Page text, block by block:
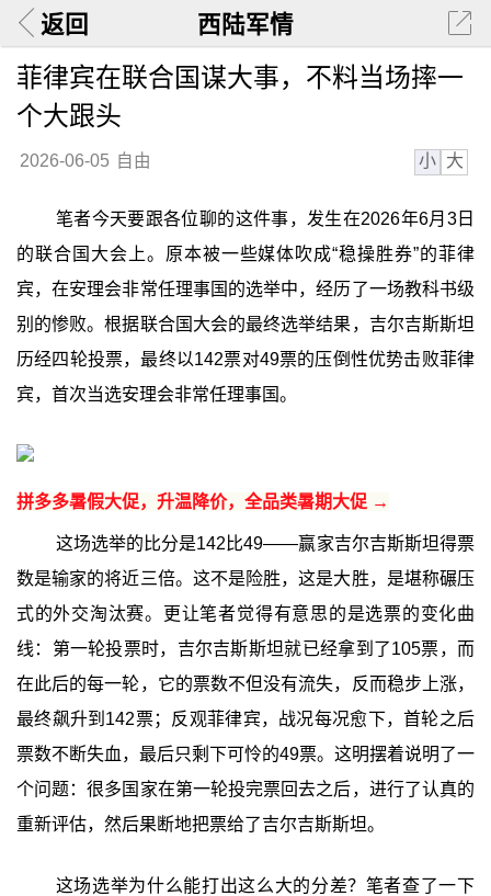
返回 西陆军情
菲律宾在联合国谋大事，不料当场摔一
个大跟头
2026-06-05 自由 小 大
笔者今天要跟各位聊的这件事，发生在2026年6月3日
的联合国大会上。原本被一些媒体吹成“稳操胜券”的菲律
宾，在安理会非常任理事国的选举中，经历了一场教科书级
别的惨败。根据联合国大会的最终选举结果，吉尔吉斯斯坦
历经四轮投票，最终以142票对49票的压倒性优势击败菲律
宾，首次当选安理会非常任理事国。
拼多多暑假大促，升温降价，全品类暑期大促 →
这场选举的比分是142比49——赢家吉尔吉斯斯坦得票
数是输家的将近三倍。这不是险胜，这是大胜，是堪称碾压
式的外交淘汰赛。更让笔者觉得有意思的是选票的变化曲
线：第一轮投票时，吉尔吉斯斯坦就已经拿到了105票，而
在此后的每一轮，它的票数不但没有流失，反而稳步上涨，
最终飙升到142票；反观菲律宾，战况每况愈下，首轮之后
票数不断失血，最后只剩下可怜的49票。这明摆着说明了一
个问题：很多国家在第一轮投完票回去之后，进行了认真的
重新评估，然后果断地把票给了吉尔吉斯斯坦。
这场选举为什么能打出这么大的分差？笔者查了一下